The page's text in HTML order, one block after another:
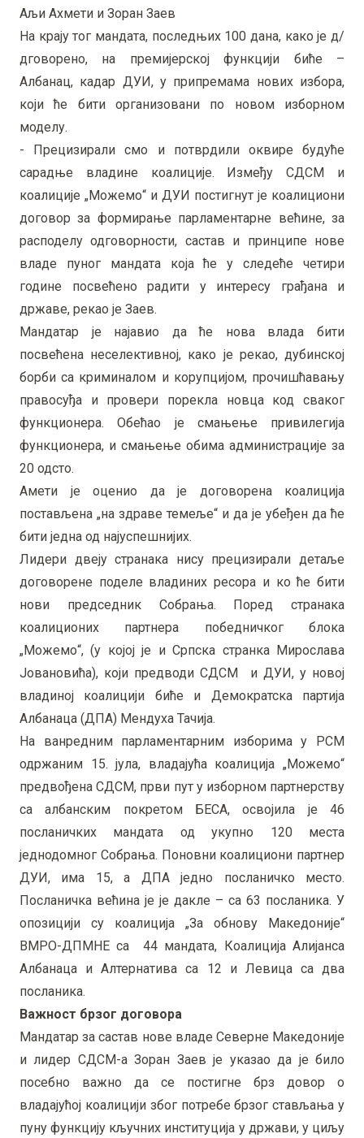
Аљи Ахмети и Зоран Заев
На крају тог мандата, последњих 100 дана, како је д/
дговорено, на премијерској функцији биће –
Албанац, кадар ДУИ, у припремама нових избора,
који ће бити организовани по новом изборном
моделу.
- Прецизирали смо и потврдили оквире будуће
сарадње владине коалиције. Између СДСМ и
коалиције „Можемо“ и ДУИ постигнут је коалициони
договор за формирање парламентарне већине, за
расподелу одговорности, састав и принципе нове
владе пуног мандата која ће у следеће четири
године посвећено радити у интересу грађана и
државе, рекао је Заев.
Мандатар је најавио да ће нова влада бити
посвећена неселективној, како је рекао, дубинској
борби са криминалом и корупцијом, прочишћавању
правосуђа и провери порекла новца код сваког
функционера. Обећао је смањење привилегија
функционера, и смањење обима администрације за
20 одсто.
Амети је оценио да је договорена коалиција
постављена „на здраве темеље“ и да је убеђен да ће
бити једна од најуспешнијих.
Лидери двеју странака нису прецизирали детаље
договорене поделе владиних ресора и ко ће бити
нови председник Собрања. Поред странака
коалиционих партнера победничког блока
„Можемо“, (у којој је и Српска странка Мирослава
Јовановића), који предводи СДСМ и ДУИ, у новој
владиној коалицији биће и Демократска партија
Албанаца (ДПА) Мендуха Тачија.
На ванредним парламентарним изборима у РСМ
одржаним 15. јула, владајућа коалиција „Можемо“
предвођена СДСМ, први пут у изборном партнерству
са албанским покретом БЕСА, освојила је 46
посланичких мандата од укупно 120 места
једнодомног Собрања. Поновни коалициони партнер
ДУИ, има 15, а ДПА једно посланичко место.
Посланичка већина је је дакле – са 63 посланика. У
опозицији су коалиција „За обнову Македоније“
ВМРО-ДПМНЕ са 44 мандата, Коалиција Алијанса
Албанаца и Алтернатива са 12 и Левица са два
посланика.
Важност брзог договора
Мандатар за састав нове владе Северне Македоније
и лидер СДСМ-а Зоран Заев је указао да је било
посебно важно да се постигне брз довор о
владајућој коалицији због потребе брзог стављања у
пуну функцију кључних институција у држави, у циљу